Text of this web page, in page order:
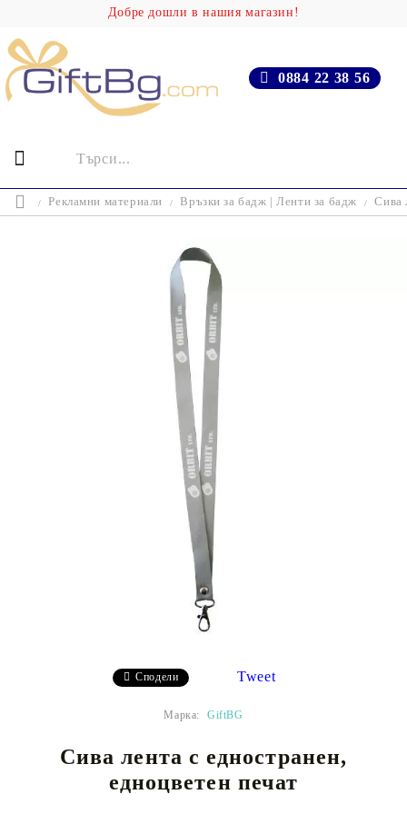
Добре дошли в нашия магазин!
0884 22 38 56
Рекламни материали Връзки за бадж | Ленти за бадж Сива
Сподели Tweet
Марка: GiftBG
Сива лента с едностранен,
едноцветен печат